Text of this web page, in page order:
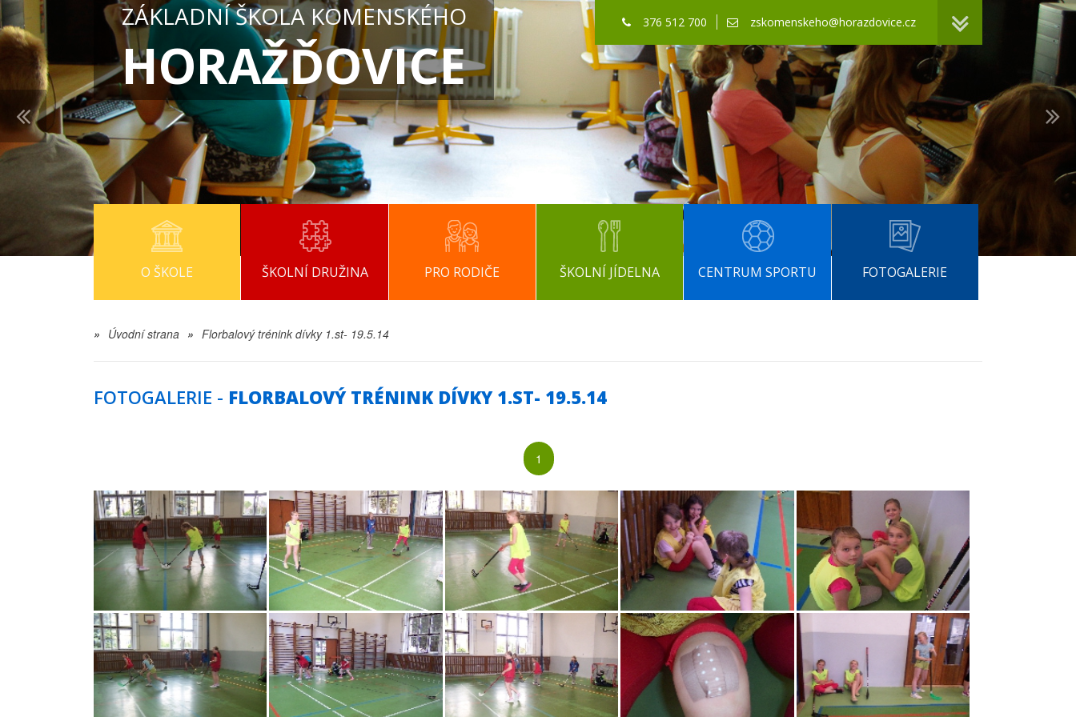
ZÁKLADNÍ ŠKOLA KOMENSKÉHO
HORAŽĎOVICE
376 512 700 zskomenskeho@horazdovice.cz
O ŠKOLE ŠKOLNÍ DRUŽINA PRO RODIČE ŠKOLNÍ JÍDELNA CENTRUM SPORTU FOTOGALERIE
» Úvodní strana » Florbalový trénink dívky 1.st- 19.5.14
FOTOGALERIE - FLORBALOVÝ TRÉNINK DÍVKY 1.ST- 19.5.14
1